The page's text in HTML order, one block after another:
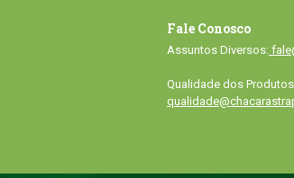
Fale Conosco
Assuntos Diversos:
Qualidade dos